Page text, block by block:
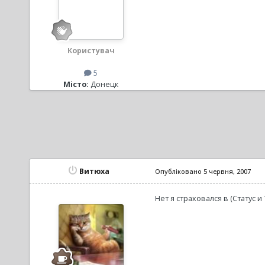
Користувач
5
Місто: Донецк
Витюха Опубліковано 5 червня, 2007
Нет я страховался в (Статус и